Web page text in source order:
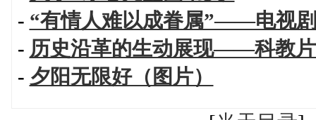
- “有情人难以成眷属”——电视剧
- 历史沿革的生动展现——科教
- 夕阳无限好（图片）